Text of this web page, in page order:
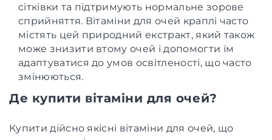
сітківки та підтримують нормальне зорове
сприйняття. Вітаміни для очей краплі часто
містять цей природний екстракт, який також
може знизити втому очей і допомогти їм
адаптуватися до умов освітленості, що часто
змінюються.
Де купити вітаміни для очей?
Купити дійсно якісні вітаміни для очей, що